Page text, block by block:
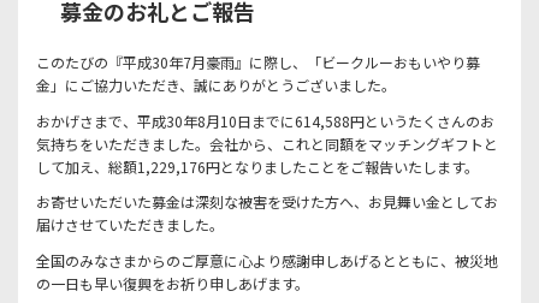
募金のお礼とご報告
このたびの『平成30年7月豪雨』に際し、「ビークルーおもいやり募
金」にご協力いただき、誠にありがとうございました。
おかげさまで、平成30年8月10日までに614,588円というたくさんのお
気持ちをいただきました。会社から、これと同額をマッチングギフトと
して加え、総額1,229,176円となりましたことをご報告いたします。
お寄せいただいた募金は深刻な被害を受けた方へ、お見舞い金としてお
届けさせていただきました。
全国のみなさまからのご厚意に心より感謝申しあげるとともに、被災地
の一日も早い復興をお祈り申しあげます。